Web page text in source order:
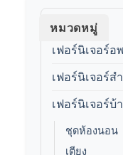
หมวดหมู่
เฟอร์นิเจอร์อ
เฟอร์นิเจอร์ส
เฟอร์นิเจอร์บ้
ชุดห้องนอน
เตียง